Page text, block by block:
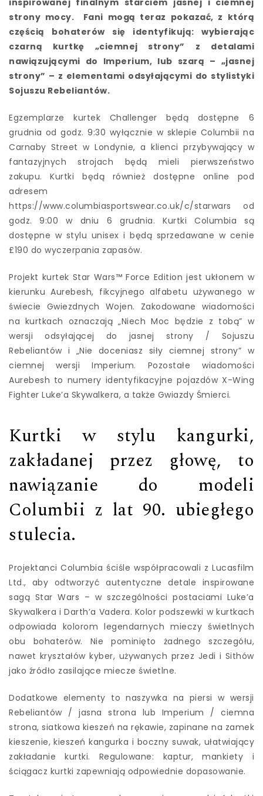
inspirowanej finalnym starciem jasnej i ciemnej
strony mocy. Fani mogą teraz pokazać, z którą
częścią bohaterów się identyfikują: wybierając
czarną kurtkę „ciemnej strony” z detalami
nawiązującymi do Imperium, lub szarą – „jasnej
strony” – z elementami odsyłającymi do stylistyki
Sojuszu Rebeliantów.
Egzemplarze kurtek Challenger będą dostępne 6
grudnia od godz. 9:30 wyłącznie w sklepie Columbii na
Carnaby Street w Londynie, a klienci przybywający w
fantazyjnych strojach będą mieli pierwszeństwo
zakupu. Kurtki będą również dostępne online pod
adresem
https://www.columbiasportswear.co.uk/c/starwars od
godz. 9:00 w dniu 6 grudnia. Kurtki Columbia są
dostępne w stylu unisex i będą sprzedawane w cenie
£190 do wyczerpania zapasów.
Projekt kurtek Star Wars™ Force Edition jest ukłonem w
kierunku Aurebesh, fikcyjnego alfabetu używanego w
świecie Gwiezdnych Wojen. Zakodowane wiadomości
na kurtkach oznaczają „Niech Moc będzie z tobą” w
wersji odsyłającej do jasnej strony / Sojuszu
Rebeliantów i „Nie doceniasz siły ciemnej strony” w
ciemnej wersji Imperium. Pozostałe wiadomości
Aurebesh to numery identyfikacyjne pojazdów X-Wing
Fighter Luke’a Skywalkera, a także Gwiazdy Śmierci.
Kurtki w stylu kangurki,
zakładanej przez głowę, to
nawiązanie do modeli
Columbii z lat 90. ubiegłego
stulecia.
Projektanci Columbia ściśle współpracowali z Lucasfilm
Ltd., aby odtworzyć autentyczne detale inspirowane
sagą Star Wars – w szczególności postaciami Luke’a
Skywalkera i Darth’a Vadera. Kolor podszewki w kurtkach
odpowiada kolorom legendarnych mieczy świetlnych
obu bohaterów. Nie pominięto żadnego szczegółu,
nawet kryształów kyber, używanych przez Jedi i Sithów
jako źródło zasilające miecze świetlne.
Dodatkowe elementy to naszywka na piersi w wersji
Rebeliantów / jasna strona lub Imperium / ciemna
strona, siatkowa kieszeń na rękawie, zapinane na zamek
kieszenie, kieszeń kangurka i boczny suwak, ułatwiający
zakładanie kurtki. Regulowane: kaptur, mankiety i
ściągacz kurtki zapewniają odpowiednie dopasowanie.